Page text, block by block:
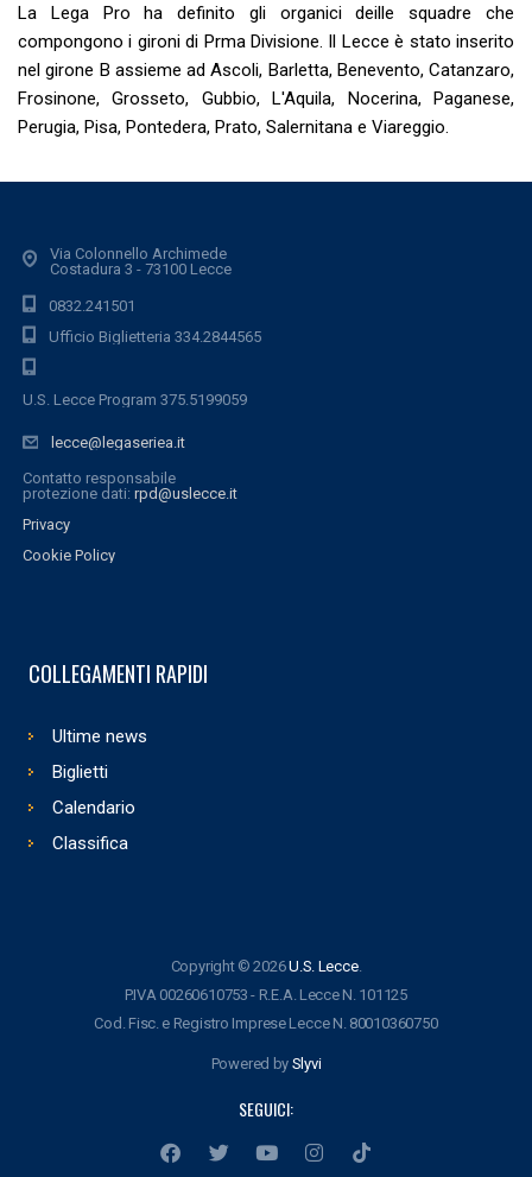
La Lega Pro ha definito gli organici deille squadre che
compongono i gironi di Prma Divisione. Il Lecce è stato inserito
nel girone B assieme ad Ascoli, Barletta, Benevento, Catanzaro,
Frosinone, Grosseto, Gubbio, L'Aquila, Nocerina, Paganese,
Perugia, Pisa, Pontedera, Prato, Salernitana e Viareggio.
Via Colonnello Archimede
Costadura 3 - 73100 Lecce
0832.241501
Ufficio Biglietteria 334.2844565
U.S. Lecce Program 375.5199059
lecce@legaseriea.it
Contatto responsabile
protezione dati: rpd@uslecce.it
Privacy
Cookie Policy
COLLEGAMENTI RAPIDI
Ultime news
Biglietti
Calendario
Classifica
Copyright © 2026U.S. Lecce.
P.IVA 00260610753 - R.E.A. Lecce N. 101125
Cod. Fisc. e Registro Imprese Lecce N. 80010360750
Powered by Slyvi
SEGUICI: